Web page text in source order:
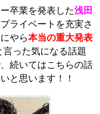
卒業を発表した浅田
ライベートを充実さ
やら本当の重大発表
言った気になる話題
続いてはこちらの話
と思います！！